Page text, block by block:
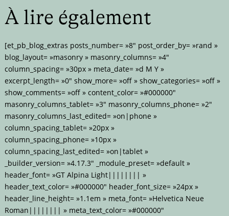
À lire également
[et_pb_blog_extras posts_number= »8″ post_order_by= »rand »
blog_layout= »masonry » masonry_columns= »4″
column_spacing= »30px » meta_date= »d M Y »
excerpt_length= »0″ show_more= »off » show_categories= »off »
show_comments= »off » content_color= »#000000″
masonry_columns_tablet= »3″ masonry_columns_phone= »2″
masonry_columns_last_edited= »on|phone »
column_spacing_tablet= »20px »
column_spacing_phone= »10px »
column_spacing_last_edited= »on|tablet »
_builder_version= »4.17.3″ _module_preset= »default »
header_font= »GT Alpina Light|||||||| »
header_text_color= »#000000″ header_font_size= »24px »
header_line_height= »1.1em » meta_font= »Helvetica Neue
Roman|||||||| » meta_text_color= »#000000″